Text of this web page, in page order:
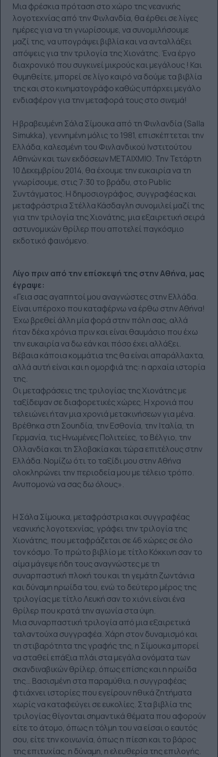
Μια φρέσκια πρόταση στο χώρο της νεανικής
λογοτεχνίας από την Φινλανδία, θα έρθει σε λίγες
ημέρες για να τη γνωρίσουμε, να συνομιλήσουμε
μαζί της, να υπογράψει βιβλία και να ανταλλάξει
απόψεις για την τριλογία της Χιονάτης. Ένα έργο
διαχρονικό που συγκινεί μικρούς και μεγάλους ! Και
θυμηθείτε, μπορεί σε λίγο καιρό να δούμε τα βιβλία
της και στο κινηματογράφο καθώς υπάρχει μεγάλο
ενδιαφέρον για την μεταφορά τους στο σινεμά!
Η βραβευμένη Σάλα Σίμουκα από τη Φινλανδία (Salla
Simukka), γεννημένη μόλις το 1981, επισκέπτεται την
Ελλάδα, καλεσμένη του Φινλανδικού Ινστιτούτου
Αθηνών και των εκδόσεων ΜΕΤΑΙΧΜΙΟ. Την Τετάρτη
10 Δεκεμβρίου 2014, θα έχουμε την ευκαιρία να τη
γνωρίσουμε, στις 7:30 το βράδυ, στο Public
Συντάγματος. Η δημοσιογράφος, συγγραφέας και
μεταφράστρια Στέλλα Κάσδαγλη συνομιλεί μαζί της
για την τριλογία της Χιονάτης, μια εξαιρετική σειρά
αστυνομικών θρίλερ που αποτελεί παγκόσμιο
εκδοτικό φαινόμενο.
Λίγο πριν από την επίσκεψή της στην Αθήνα, μας
έγραψε:
«Γεια σας αγαπητοί μου αναγνώστες στην Ελλάδα.
Είναι υπέροχο που καταφέρνω να έρθω στην Αθήνα!
Έχω βρεθεί άλλη μία φορά στην πόλη σας, αλλά
ήταν δέκα χρόνια πριν και είναι θαυμάσιο που έχω
την ευκαιρία να δω εάν και πόσο έχει αλλάξει.
Βέβαια κάποια κομμάτια της θα είναι απαράλλαχτα,
αλλά αυτή είναι και η ομορφιά της: η αρχαία ιστορία
της.
Οι μεταφράσεις της τριλογίας της Χιονάτης με
ταξίδεψαν σε διαφορετικές χώρες. Η χρονιά που
τελειώνει ήταν μια χρονιά μετακινήσεων για μένα.
Βρέθηκα στη Σουηδία, την Εσθονία, την Ιταλία, τη
Γερμανία, τις Ηνωμένες Πολιτείες, το Βέλγιο, την
Ολλανδία και τη Σλοβακία και τώρα επιτέλους στην
Ελλάδα. Νομίζω ότι το ταξίδι μου στην Αθήνα
ολοκληρώνει την περιοδεία μου με τέλειο τρόπο.
Ανυπομονώ να σας δω όλους».
Η Σάλα Σίμουκα, μεταφράστρια και συγγραφέας
νεανικής λογοτεχνίας, γράφει την τριλογία της
Χιονάτης, που μεταφράζεται σε 46 χώρες σε όλο
τον κόσμο. Το πρώτο βιβλίο με τίτλο Κόκκινη σαν το
αίμα μάγεψε ήδη τους αναγνώστες με τη
συναρπαστική πλοκή του και τη γεμάτη ζωντάνια
και δύναμη ηρωίδα του, ενώ το δεύτερο μέρος της
τριλογίας με τίτλο Λευκή σαν το χιόνι είναι ένα
θρίλερ που κρατά την αγωνία στα ύψη.
Μια συναρπαστική τριλογία από μια εξαιρετικά
ταλαντούχα συγγραφέα. Χάρη στον δυναμισμό και
τη στιβαρότητα της γραφής της, η Σίμουκα μπορεί
να σταθεί επάξια πλάι στα μεγάλα ονόματα των
σκανδιναβικών θρίλερ, όπως επίσης και η ηρωίδα
της… Βασισμένη στα παραμύθια, η συγγραφέας
φτιάχνει ιστορίες που εγείρουν ηθικά ζητήματα
χωρίς να καταφεύγει σε ευκολίες. Στα βιβλία της
τριλογίας θίγονται σημαντικά θέματα που αφορούν
είτε το άτομο, όπως η τόλμη του να είσαι ο εαυτός
σου, είτε την κοινωνία, όπως η πίεση και το βάρος
της επιτυχίας, η δύναμη, η ελευθερία της επιλογής.